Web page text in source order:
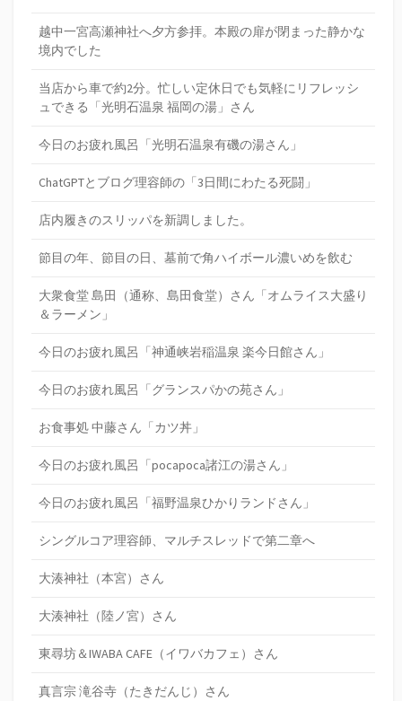
越中一宮高瀬神社へ夕方参拝。本殿の扉が閉まった静かな
境内でした
当店から車で約2分。忙しい定休日でも気軽にリフレッシ
ュできる「光明石温泉 福岡の湯」さん
今日のお疲れ風呂「光明石温泉有磯の湯さん」
ChatGPTとブログ理容師の「3日間にわたる死闘」
店内履きのスリッパを新調しました。
節目の年、節目の日、墓前で角ハイボール濃いめを飲む
大衆食堂 島田（通称、島田食堂）さん「オムライス大盛り
＆ラーメン」
今日のお疲れ風呂「神通峡岩稲温泉 楽今日館さん」
今日のお疲れ風呂「グランスパかの苑さん」
お食事処 中藤さん「カツ丼」
今日のお疲れ風呂「pocapoca諸江の湯さん」
今日のお疲れ風呂「福野温泉ひかりランドさん」
シングルコア理容師、マルチスレッドで第二章へ
大湊神社（本宮）さん
大湊神社（陸ノ宮）さん
東尋坊＆IWABA CAFE（イワバカフェ）さん
真言宗 滝谷寺（たきだんじ）さん